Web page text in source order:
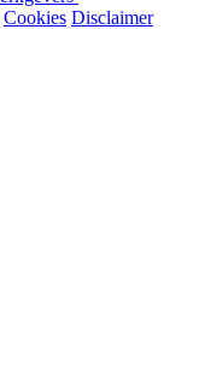
Cookies Disclaimer